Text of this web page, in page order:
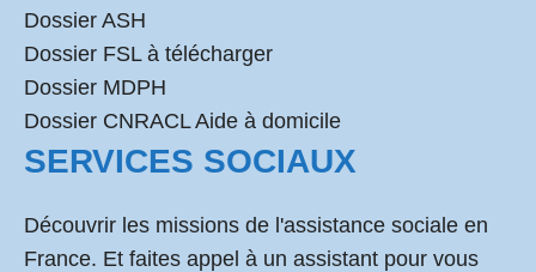
Dossier ASH
Dossier FSL à télécharger
Dossier MDPH
Dossier CNRACL Aide à domicile
SERVICES SOCIAUX
Découvrir les missions de l'assistance sociale en
France. Et faites appel à un assistant pour vous